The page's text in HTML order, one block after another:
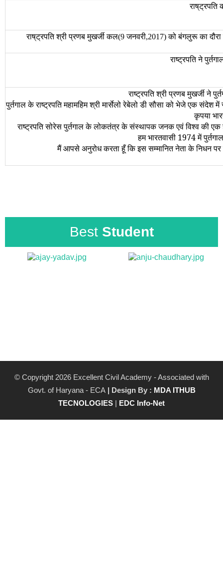
राष्ट्रपति
राष्ट्रपतिश्रीप्रणबमुखर्जीकल(9जनवरी,2017)कोबंगलुरूकादौरा
राष्ट्रपति ने
राष्ट्रपति श्री प्रणब मुखर्जी ने
पुर्तगाल के राष्ट्रपति महामहिम श्री मार्सेलो रेबेलो डी सौसा को भेजे एक संदेश
कृपया
राष्ट्रपति सोरेस पुर्तगाल के लोकतंत्र के संस्थापक जनक एवं विश्व की
हम भारतवासी 1974 में
मैं आपसे अनुरोध करता हूँ कि इस सम्मानित नेता के निधन पर
BestStudent
© Copyright 2026 Excellent Civil Academy - Associated with
Govt. of Haryana - ECA| Design By : MDA ITHUB
TECNOLOGIES | EDC Info-Net